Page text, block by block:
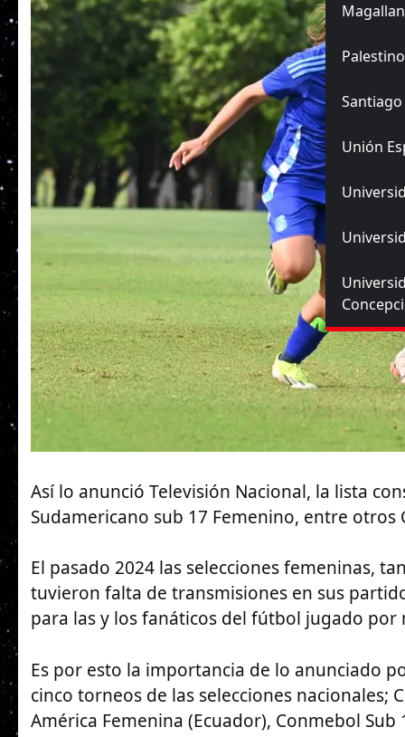
Palestino
Unión
Así lo anunció Televisión Nacional, la lista
Sudamericano sub 17 Femenino, entre otros
El pasado 2024 las selecciones femeninas,
tuvieron falta de transmisiones en sus
para las y los fanáticos del fútbol jugado por
Es por esto la importancia de lo anunciado
cinco torneos de las selecciones nacionales;
América Femenina (Ecuador), Conmebol